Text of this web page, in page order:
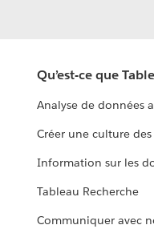
Qu’est-ce que
Analyse de données
Créer une culture
Information sur les
Tableau Recherche
Communiquer avec